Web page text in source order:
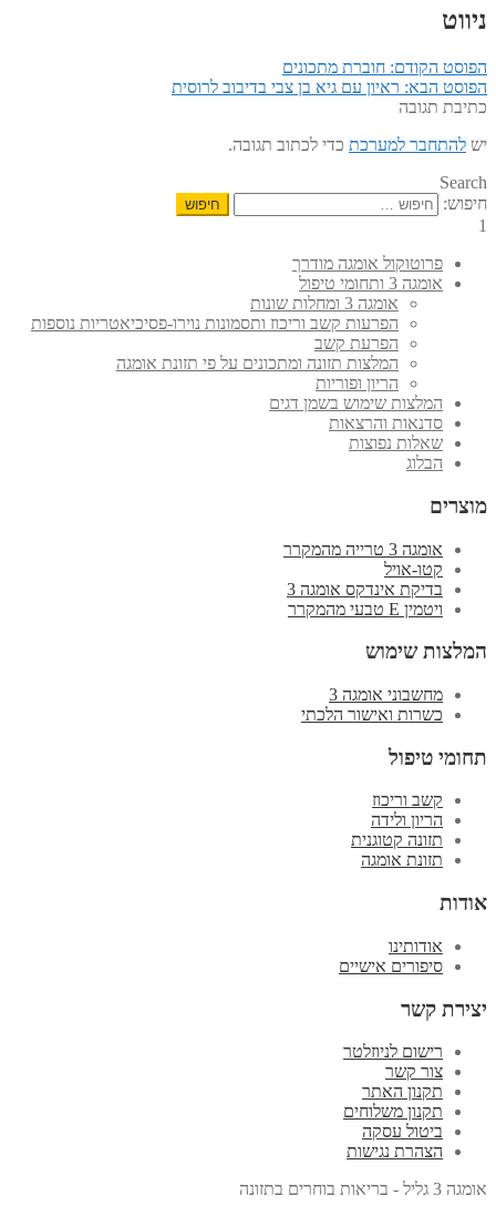
ניווט
הפוסט הקודם: חוברת מתכונים
הפוסט הבא: ראיון עם גיא בן צבי בדיבוב לרוסית
כתיבת תגובה
יש להתחבר למערכת כדי לכתוב תגובה.
Search
חיפוש:
1
פרוטוקול אומגה מודרך
אומגה 3 ותחומי טיפול
אומגה 3 ומחלות שונות
הפרעות קשב וריכוז ותסמונות נוירו-פסיכיאטריות נוספות
הפרעת קשב
המלצות תזונה ומתכונים על פי תזונת אומגה
הריון ופוריות
המלצות שימוש בשמן דגים
סדנאות והרצאות
שאלות נפוצות
הבלוג
מוצרים
אומגה 3 טרייה מהמקרר
קטו-אויל
בדיקת אינדקס אומגה 3
ויטמין E טבעי מהמקרר
המלצות שימוש
מחשבוני אומגה 3
כשרות ואישור הלכתי
תחומי טיפול
קשב וריכוז
הריון ולידה
תזונה קטוגנית
תזונת אומגה
אודות
אודותינו
סיפורים אישיים
יצירת קשר
רישום לניוזלטר
צור קשר
תקנון האתר
תקנון משלוחים
ביטול עסקה
הצהרת נגישות
אומגה 3 גליל - בריאות בוחרים בתזונה